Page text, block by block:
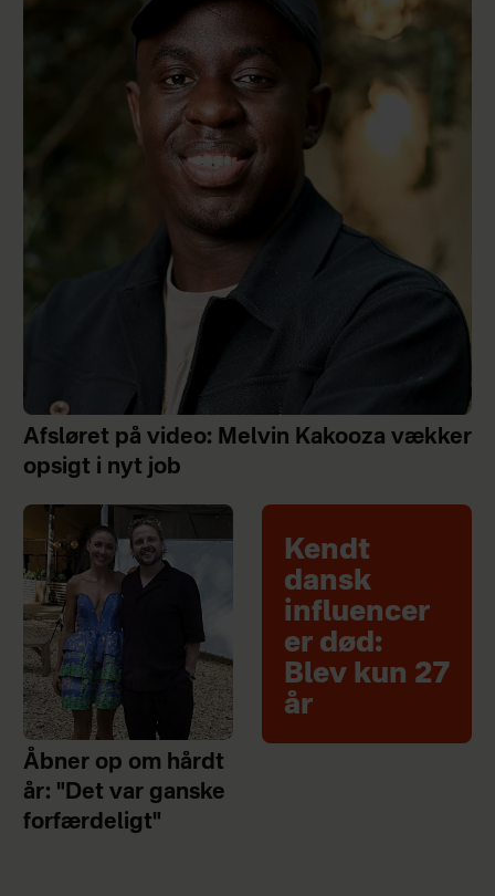
Afsløret på video: Melvin Kakooza vækker
opsigt i nyt job
Åbner op om hårdt
år: "Det var ganske
forfærdeligt"
Kendt
dansk
influencer
er død:
Blev kun 27
år